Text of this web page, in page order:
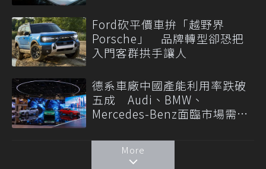
Ford砍平價車拚「越野界
Porsche」 品牌轉型卻恐把
入門客群拱手讓人
德系車廠中國產能利用率跌破
五成 Audi、BMW、
Mercedes-Benz面臨市場需求
More